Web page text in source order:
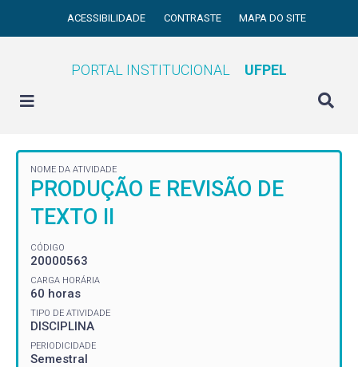
ACESSIBILIDADE CONTRASTE MAPA DO SITE
PORTAL INSTITUCIONAL UFPEL
NOME DA ATIVIDADE
PRODUÇÃO E REVISÃO DE
TEXTO II
CÓDIGO
20000563
CARGA HORÁRIA
60 horas
TIPO DE ATIVIDADE
DISCIPLINA
PERIODICIDADE
Semestral